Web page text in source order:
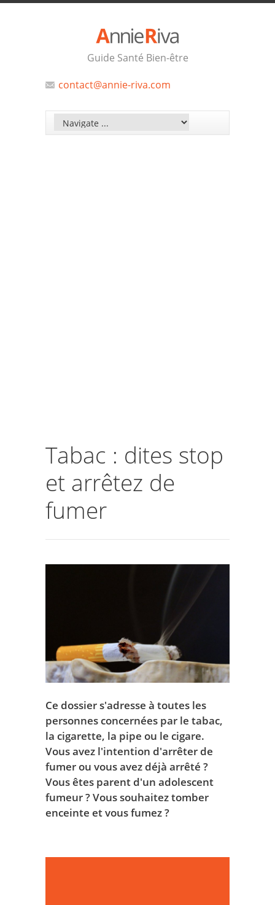
Guide Santé Bien-être
contact@annie-riva.com
Tabac : dites stop
et arrêtez de
fumer
Ce dossier s'adresse à toutes les
personnes concernées par le tabac,
la cigarette, la pipe ou le cigare.
Vous avez l'intention d'arrêter de
fumer ou vous avez déjà arrêté ?
Vous êtes parent d'un adolescent
fumeur ? Vous souhaitez tomber
enceinte et vous fumez ?